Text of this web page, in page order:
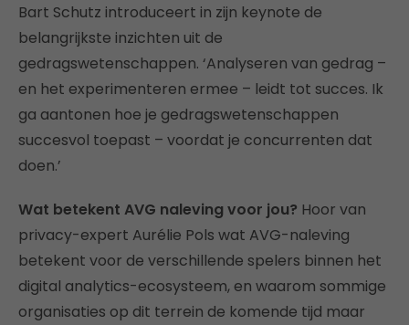
Bart Schutz introduceert in zijn keynote de
belangrijkste inzichten uit de
gedragswetenschappen. ‘Analyseren van gedrag –
en het experimenteren ermee – leidt tot succes. Ik
ga aantonen hoe je gedragswetenschappen
succesvol toepast – voordat je concurrenten dat
doen.’
Wat betekent AVG naleving voor jou? Hoor van
privacy-expert Aurélie Pols wat AVG-naleving
betekent voor de verschillende spelers binnen het
digital analytics-ecosysteem, en waarom sommige
organisaties op dit terrein de komende tijd maar